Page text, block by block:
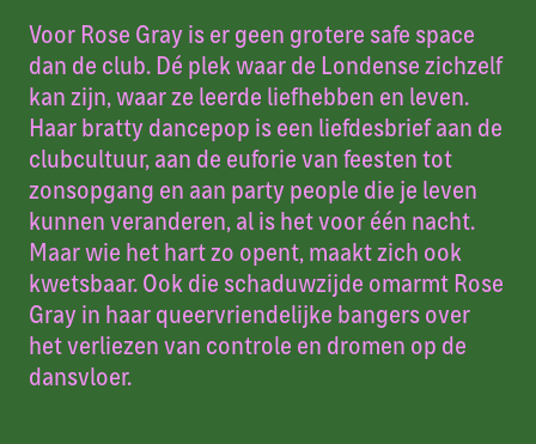
Voor Rose Gray is er geen grotere safe space
dan de club. Dé plek waar de Londense zichzelf
kan zijn, waar ze leerde liefhebben en leven.
Haar bratty dancepop is een liefdesbrief aan de
clubcultuur, aan de euforie van feesten tot
zonsopgang en aan party people die je leven
kunnen veranderen, al is het voor één nacht.
Maar wie het hart zo opent, maakt zich ook
kwetsbaar. Ook die schaduwzijde omarmt Rose
Gray in haar queervriendelijke bangers over
het verliezen van controle en dromen op de
dansvloer.